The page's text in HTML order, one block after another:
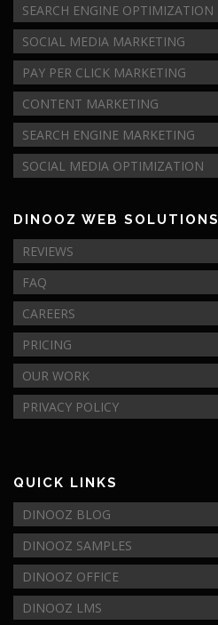
SEARCH ENGINE OPTIMIZATION
SOCIAL MEDIA MARKETING
PAY PER CLICK MARKETING
CONTENT MARKETING
SEARCH ENGINE MARKETING
SOCIAL MEDIA OPTIMIZATION
DINOOZ WEB SOLUTIONS
REVIEWS
FAQ
CAREERS
PRICING
OUR WORK
PRIVACY POLICY
QUICK LINKS
DINOOZ BLOG
DINOOZ SAMPLES
DINOOZ OFFICE
DINOOZ LMS